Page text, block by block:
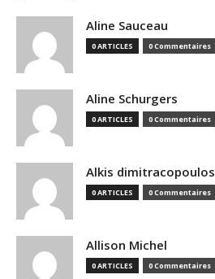
Aline Sauceau
0 ARTICLES 0 Commentaires
Aline Schurgers
0 ARTICLES 0 Commentaires
Alkis dimitracopoulos
0 ARTICLES 0 Commentaires
Allison Michel
0 ARTICLES 0 Commentaires